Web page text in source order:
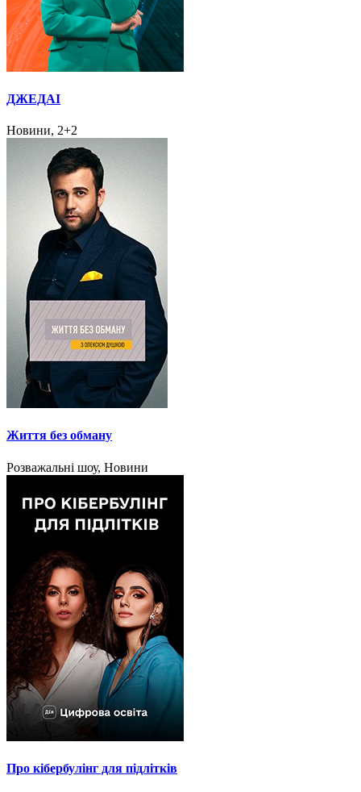
ДЖЕДАІ
Новини, 2+2
Життя без обману
Розважальні шоу, Новини
Про кібербулінг для підлітків